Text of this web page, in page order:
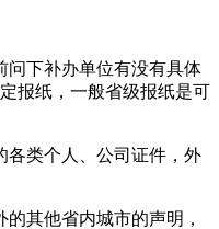
问下补办单位有没有具体
报纸，一般省级报纸是可
各类个人、公司证件，外
其他省内城市的声明，